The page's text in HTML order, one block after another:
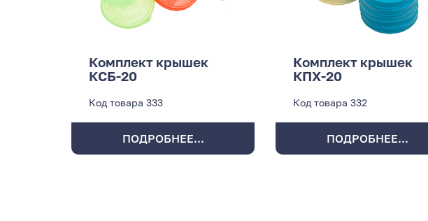
Комплект крышек
КСБ-20
Код товара 333
ПОДРОБНЕЕ...
Комплект крышек
КПХ-20
Код товара 332
ПОДРОБНЕЕ...